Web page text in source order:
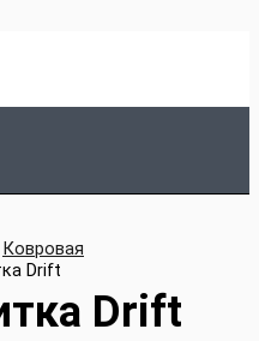
Ковровая
Drift
Drift